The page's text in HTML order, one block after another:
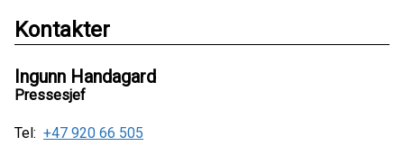
Kontakter
Ingunn Handagard
Pressesjef
Tel: +47 920 66 505